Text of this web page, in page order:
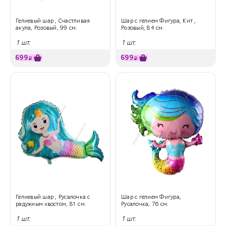
Гелиевый шар , Счастливая
акула, Розовый, 99 см.
1 шт.
699₽
Шар с гелием Фигура, Кит ,
Розовый, 84 см.
1 шт.
699₽
Гелиевый шар , Русалочка с
радужным хвостом, 81 см.
1 шт.
Шар с гелием Фигура,
Русалочка, 76 см.
1 шт.